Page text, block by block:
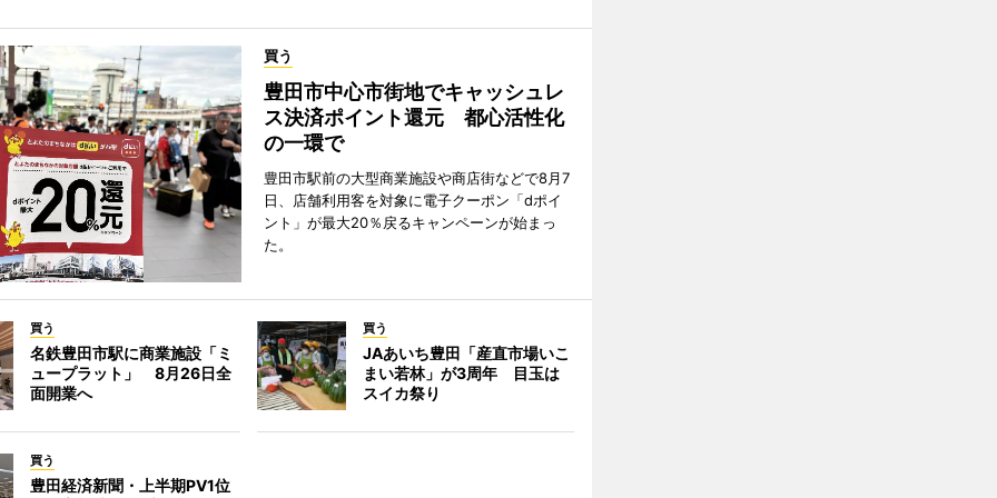
買う
豊田市中心市街地でキャッシュレ
ス決済ポイント還元 都心活性化
の一環で
豊田市駅前の大型商業施設や商店街などで8月7
日、店舗利用客を対象に電子クーポン「dポイ
ント」が最大20％戻るキャンペーンが始まっ
た。
買う
名鉄豊田市駅に商業施設「ミ
ュープラット」 8月26日全
面開業へ
買う
JAあいち豊田「産直市場いこ
まい若林」が3周年 目玉は
スイカ祭り
買う
豊田経済新聞・上半期PV1位